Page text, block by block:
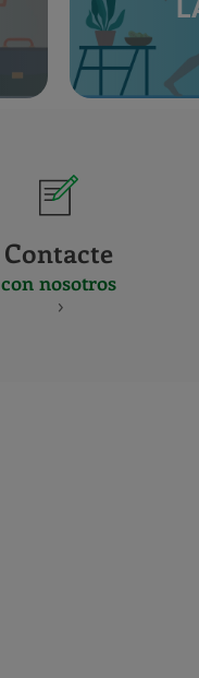
Contacte
con nosotros